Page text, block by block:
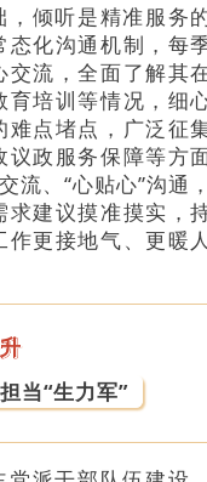
倾听是精准服务
态化沟通机制，每
交流，全面了解其
育培训等情况，细
难点堵点，广泛征
议政服务保障等方
流、“心贴心”沟通
求建议摸准摸实，
作更接地气、更暖
当“生力军”